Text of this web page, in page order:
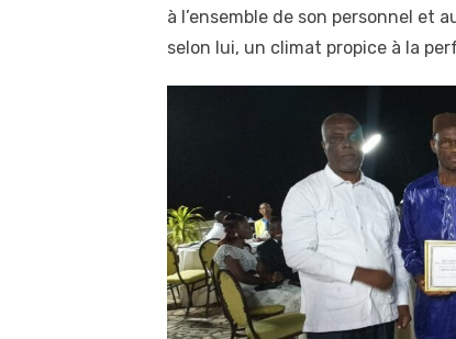
à l’ensemble de son personnel
selon lui, un climat propice à la